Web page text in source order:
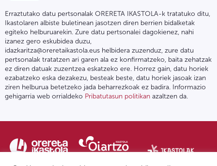
Erraztutako datu pertsonalak ORERETA IKASTOLA-k tratatuko ditu,
Ikastolaren albiste buletinean jasotzen diren berrien bidalketak
egiteko helburuarekin. Zure datu pertsonalei dagokienez, nahi
izanez gero eskubidea duzu,
idazkaritza@oreretaikastola.eus helbidera zuzenduz, zure datu
pertsonalak tratatzen ari garen ala ez konfirmatzeko, baita zehatzak
ez diren datuak zuzentzea eskatzeko ere. Horrez gain, datu horiek
ezabatzeko eska dezakezu, besteak beste, datu horiek jasoak izan
ziren helburua betetzeko jada beharrezkoak ez badira. Informazio
gehigarria web orrialdeko Pribatutasun politikan azaltzen da.